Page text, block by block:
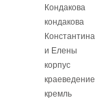
Кондакова
кондакова
Константина
и Елены
корпус
краеведение
кремль